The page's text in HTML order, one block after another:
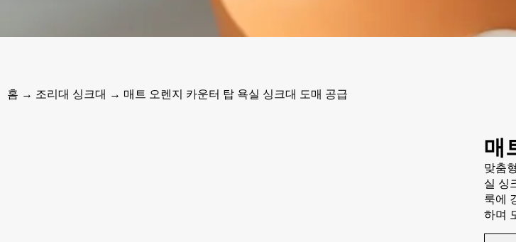
홈 → 조리대 싱크대 → 매트 오렌지 카운터 탑 욕실 싱크대 도매 공급
매
맞춤
실 싱
룩에
하며